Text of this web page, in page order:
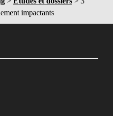
impactants